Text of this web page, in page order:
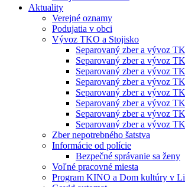
Aktuality
Verejné oznamy
Podujatia v obci
Vývoz TKO a Stojisko
Separovaný zber a vývoz
Separovaný zber a vývoz
Separovaný zber a vývoz
Separovaný zber a vývoz
Separovaný zber a vývoz
Separovaný zber a vývoz
Separovaný zber a vývoz
Separovaný zber a vývoz
Zber nepotrebného šatstva
Informácie od polície
Bezpečné správanie sa ženy
Voľné pracovné miesta
Program KINO a Dom kultúry v